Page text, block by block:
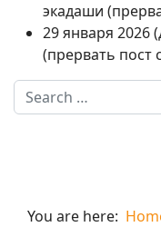
экадаши
29 января 2026
(прервать пост
Search
You are here: